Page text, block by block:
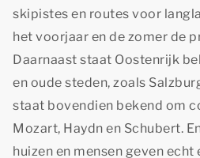
skipistes en routes voor
het voorjaar en de zomer de
Daarnaast staat Oostenrijk
en oude steden, zoals
staat bovendien bekend om
Mozart, Haydn en Schubert.
huizen en mensen geven